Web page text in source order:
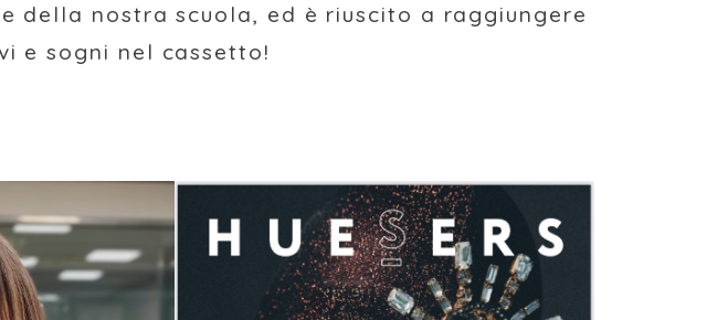
della nostra scuola, ed è riuscito a raggiungere
e sogni nel cassetto!